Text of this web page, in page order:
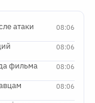
08:06
атаки
08:06
08:06
фильма
08:06